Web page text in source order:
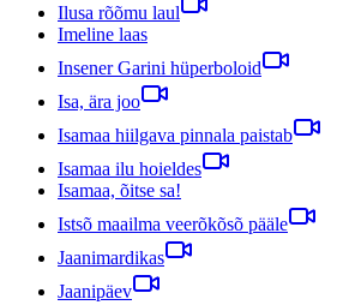
Ilusa rõõmu laul
Imeline laas
Insener Garini hüperboloid
Isa, ära joo
Isamaa hiilgava pinnala paistab
Isamaa ilu hoieldes
Isamaa, õitse sa!
Istsõ maailma veerõkõsõ pääle
Jaanimardikas
Jaanipäev